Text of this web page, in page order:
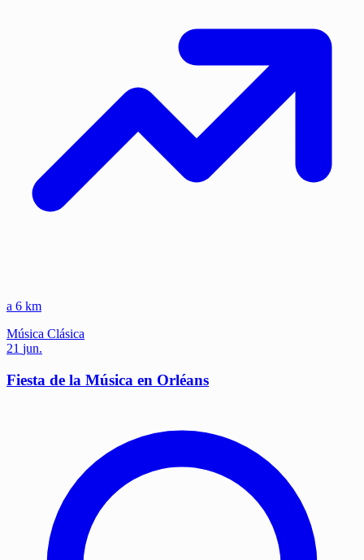
a 6 km
Música Clásica
21 jun.
Fiesta de la Música en Orléans